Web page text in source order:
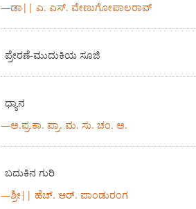
—ಡಾ|| ಎ. ಎಸ್. ವೇಣುಗೋಪಾಲರಾವ್
ಪ್ರೇರಣೆ-ಮುದುಕಿಯ ಸೂಜಿ
ಧ್ಯಾನ
—ಅ.ಪ್ರ.ಕಾ. ಪ್ರಾ. ಮ. ಸು. ಚಂ. ಅ.
ಬದುಕಿನ ಗುರಿ
—ಶ್ರೀ|| ಹೆಚ್. ಆರ್. ಪಾಂಡುರಂಗ